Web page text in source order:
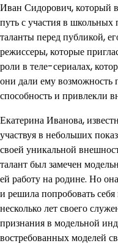
Иван Сидорович, который
путь с участия в школьных
таланты перед публикой,
режиссеры, которые
роли в теле-сериалах,
они дали ему возможность
способность и привлекли
Екатерина Иванова,
участвуя в небольших
своей уникальной
талант был замечен
ей работу на родине. Но
и решила попробовать
несколько лет своего
признания в модельной
востребованных моделей